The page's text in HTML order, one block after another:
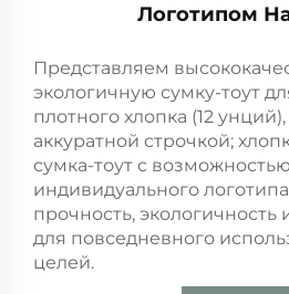
Логотипом
Представляем
экологичную сумку-тоут
плотного хлопка (12
аккуратной строчкой;
сумка-тоут с
индивидуального
прочность, экологичность
для повседневного
целей.